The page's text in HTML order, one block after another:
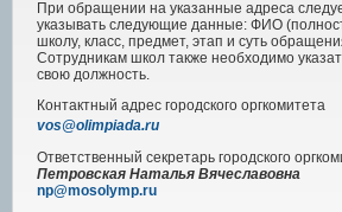
При обращении на указанные адреса
указывать следующие данные: ФИО
школу, класс, предмет, этап и суть
Сотрудникам школ также необходимо
свою должность.
Контактный адрес городского оргкомитета
vos@olimpiada.ru
Ответственный секретарь городского
Петровская Наталья Вячеславовна
np@mosolymp.ru